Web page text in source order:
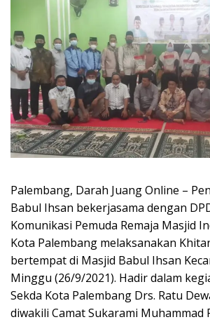
Palembang, Darah Juang Online –
Babul Ihsan bekerjasama dengan
Komunikasi Pemuda Remaja Masjid
Kota Palembang melaksanakan
bertempat di Masjid Babul Ihsan
Minggu (26/9/2021). Hadir dalam
Sekda Kota Palembang Drs. Ratu
diwakili Camat Sukarami Muhammad